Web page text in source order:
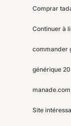
Comprar
Continuer à
commander
générique
manade.com
Site